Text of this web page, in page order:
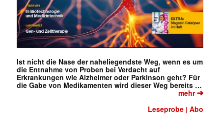
Ist nicht die Nase der naheliegendste Weg, wenn es um
die Entnahme von Proben bei Verdacht auf
Erkrankungen wie Alzheimer oder Parkinson geht? Für
die Gabe von Medikamenten wird dieser Weg bereits …
mehr➔
Leseprobe |Abo